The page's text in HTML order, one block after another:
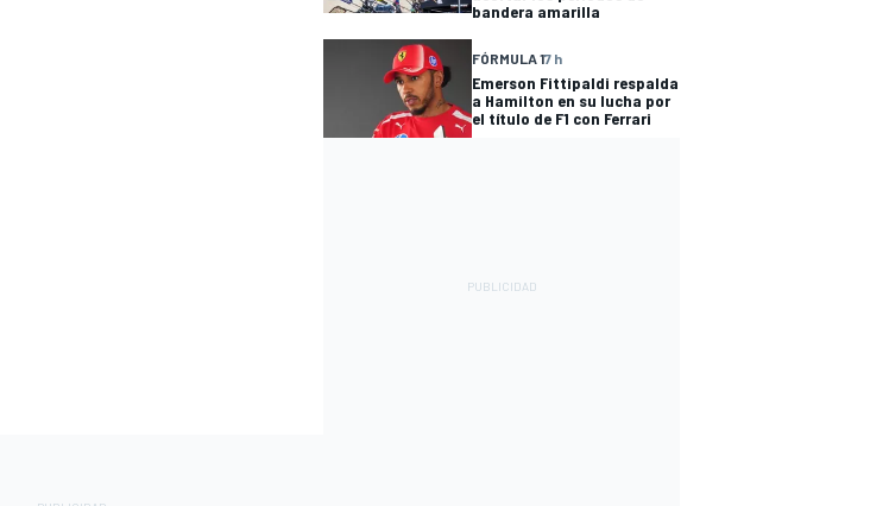
bandera amarilla
FÓRMULA 17 h
Emerson Fittipaldi respalda
a Hamilton en su lucha por
el título de F1 con Ferrari